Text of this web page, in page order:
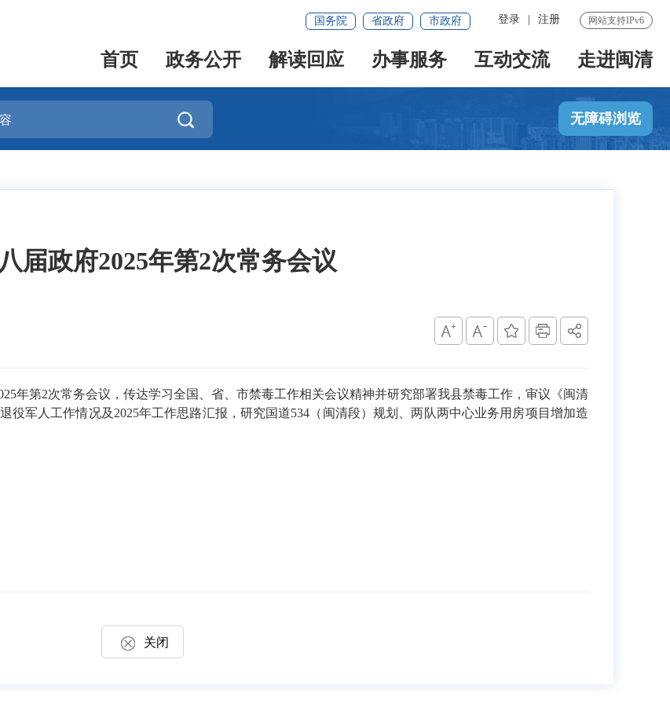
网站支持IPv6
登录 注册
国务院 省政府 市政府
首页 政务公开 解读回应 办事服务 互动交流 走进闽清
 无障碍浏览
届政府2025年第2次常务会议
第2次常务会议，传达学习全国、省、市禁毒工作相关会议精神并研究部署我县禁毒工作，审议《闽清
役军人工作情况及2025年工作思路汇报，研究国道534（闽清段）规划、两队两中心业务用房项目增加造
关闭